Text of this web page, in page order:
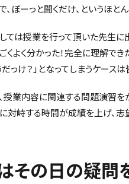
、ぼーっと聞くだけ、というほと
ては授業を行って頂いた先生に
くよく分かった！完全に理解でき
だっけ？」となってしまうケー
授業内容に関連する問題演習を
対峙する時間が成績を上げ、
その日の疑問